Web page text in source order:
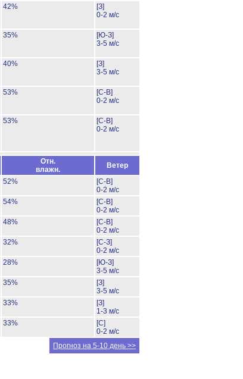
42%
[З]
0-2 м/с
35%
[Ю-З]
3-5 м/с
40%
[З]
3-5 м/с
53%
[С-В]
0-2 м/с
53%
[С-В]
0-2 м/с
Отн.
влажн.
Ветер
52%
[С-В]
0-2 м/с
54%
[С-В]
0-2 м/с
48%
[С-В]
0-2 м/с
32%
[С-З]
0-2 м/с
28%
[Ю-З]
3-5 м/с
35%
[З]
3-5 м/с
33%
[З]
1-3 м/с
33%
[С]
0-2 м/с
Прогноз на 5-10 день >>